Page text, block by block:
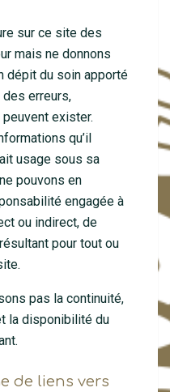
sur ce site des
mais ne donnons
dépit du soin apporté
erreurs,
exister.
qu’il
usage sous sa
pouvons en
engagée à
ou indirect, de
pour tout ou
pas la continuité,
la disponibilité du
de liens vers